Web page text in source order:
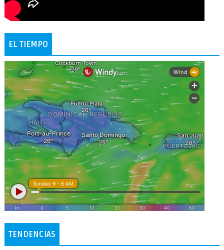
EL TIEMPO
TENDENCIAS